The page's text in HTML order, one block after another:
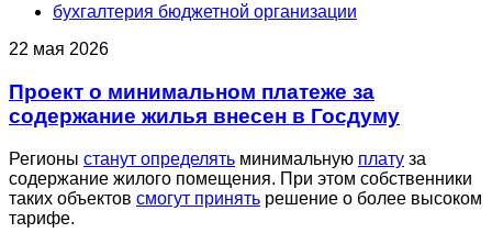
бухгалтерия бюджетной организации
22 мая 2026
Проект о минимальном платеже за
содержание жилья внесен в Госдуму
Регионы станут определять минимальную плату за
содержание жилого помещения. При этом собственники
таких объектов смогут принять решение о более высоком
тарифе.